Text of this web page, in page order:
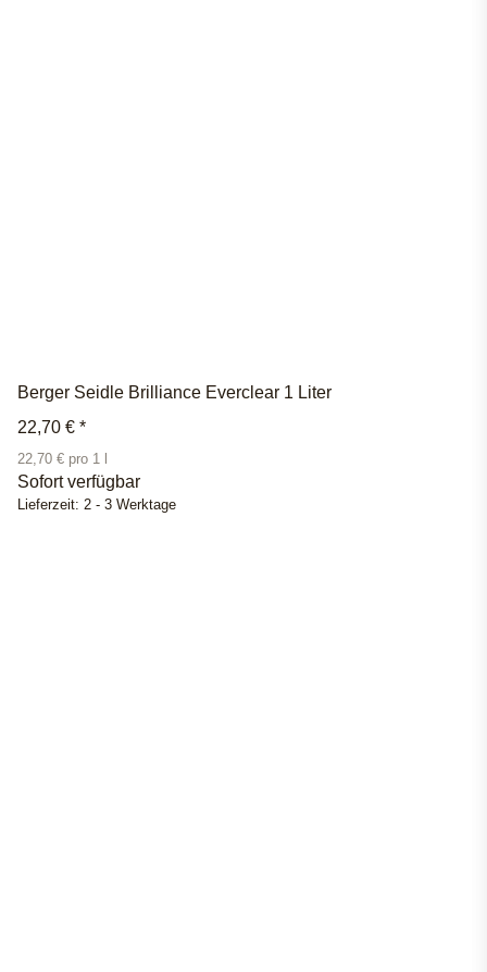
Berger Seidle Brilliance Everclear 1 Liter
22,70 € *
22,70 € pro 1 l
Sofort verfügbar
Lieferzeit: 2 - 3 Werktage